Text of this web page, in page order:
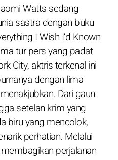
Watts sedang
sastra dengan buku
I Wish I’d Known
tur pers yang padat
City, aktris terkenal ini
dengan lima
Dari gaun
setelan krim yang
biru yang mencolok,
perhatian. Melalui
perjalanan